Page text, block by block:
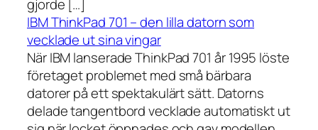
gjorde […]
IBM ThinkPad 701 – den lilla datorn som
vecklade ut sina vingar
När IBM lanserade ThinkPad 701 år 1995 löste
företaget problemet med små bärbara
datorer på ett spektakulärt sätt. Datorns
delade tangentbord vecklade automatiskt ut